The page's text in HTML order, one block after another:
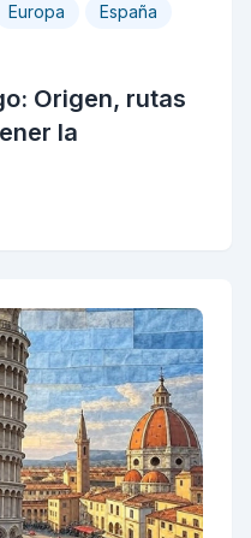
Europa España
Origen, rutas
la